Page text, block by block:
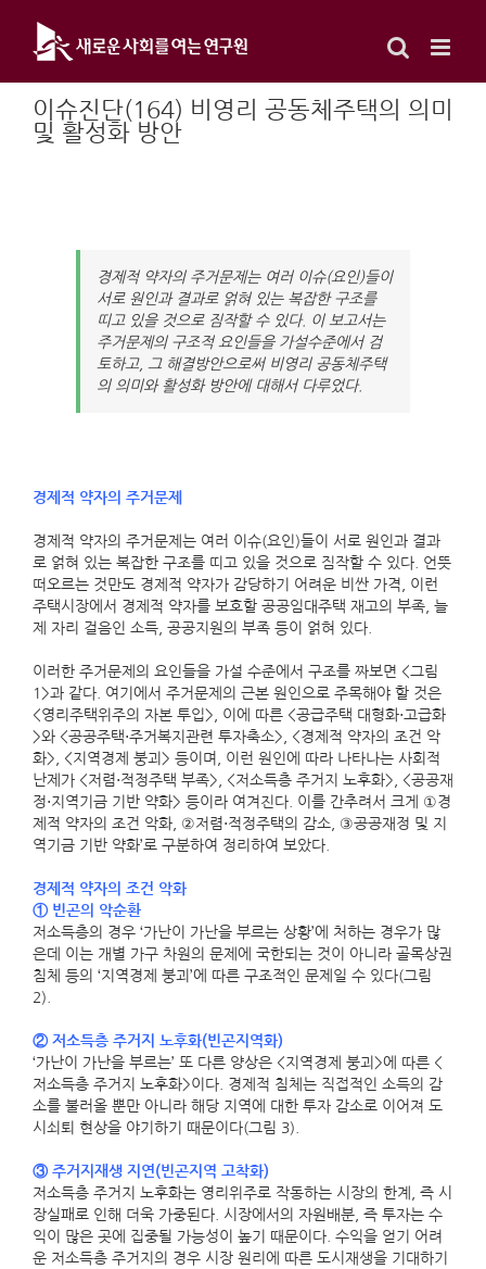
content
이슈진단(164) 비영리 공동체주택의 의미
및 활성화 방안
경제적 약자의 주거문제는 여러 이슈(요인)들이
서로 원인과 결과로 얽혀 있는 복잡한 구조를
띠고 있을 것으로 짐작할 수 있다. 이 보고서는
주거문제의 구조적 요인들을 가설수준에서 검
토하고, 그 해결방안으로써 비영리 공동체주택
의 의미와 활성화 방안에 대해서 다루었다.
경제적 약자의 주거문제
경제적 약자의 주거문제는 여러 이슈(요인)들이 서로 원인과 결과
로 얽혀 있는 복잡한 구조를 띠고 있을 것으로 짐작할 수 있다. 언뜻
떠오르는 것만도 경제적 약자가 감당하기 어려운 비싼 가격, 이런
주택시장에서 경제적 약자를 보호할 공공임대주택 재고의 부족, 늘
제 자리 걸음인 소득, 공공지원의 부족 등이 얽혀 있다.
이러한 주거문제의 요인들을 가설 수준에서 구조를 짜보면 <그림
1>과 같다. 여기에서 주거문제의 근본 원인으로 주목해야 할 것은
<영리주택위주의 자본 투입>, 이에 따른 <공급주택 대형화⋅고급화
>와 <공공주택⋅주거복지관련 투자축소>, <경제적 약자의 조건 악
화>, <지역경제 붕괴> 등이며, 이런 원인에 따라 나타나는 사회적
난제가 <저렴⋅적정주택 부족>, <저소득층 주거지 노후화>, <공공재
정⋅지역기금 기반 약화> 등이라 여겨진다. 이를 간추려서 크게 ①경
제적 약자의 조건 악화, ②저렴⋅적정주택의 감소, ③공공재정 및 지
역기금 기반 약화’로 구분하여 정리하여 보았다.
경제적 약자의 조건 악화
① 빈곤의 악순환
저소득층의 경우 ‘가난이 가난을 부르는 상황’에 처하는 경우가 많
은데 이는 개별 가구 차원의 문제에 국한되는 것이 아니라 골목상권
침체 등의 ‘지역경제 붕괴’에 따른 구조적인 문제일 수 있다(그림
2).
② 저소득층 주거지 노후화(빈곤지역화)
‘가난이 가난을 부르는’ 또 다른 양상은 <지역경제 붕괴>에 따른 <
저소득층 주거지 노후화>이다. 경제적 침체는 직접적인 소득의 감
소를 불러올 뿐만 아니라 해당 지역에 대한 투자 감소로 이어져 도
시쇠퇴 현상을 야기하기 때문이다(그림 3).
③ 주거지재생 지연(빈곤지역 고착화)
저소득층 주거지 노후화는 영리위주로 작동하는 시장의 한계, 즉 시
장실패로 인해 더욱 가중된다. 시장에서의 자원배분, 즉 투자는 수
익이 많은 곳에 집중될 가능성이 높기 때문이다. 수익을 얻기 어려
운 저소득층 주거지의 경우 시장 원리에 따른 도시재생을 기대하기